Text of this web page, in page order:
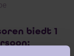
biedt 1